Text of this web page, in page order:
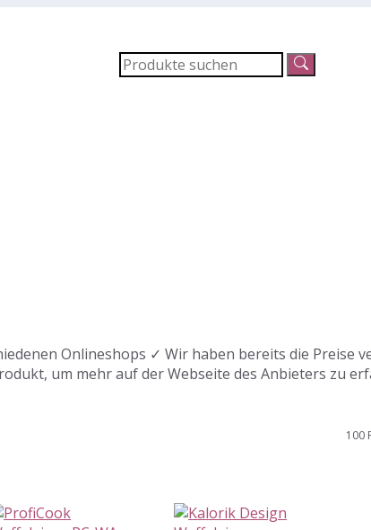
Onlineshops ✓ Wir haben bereits die Preise
um mehr auf der Webseite des Anbieters zu
100